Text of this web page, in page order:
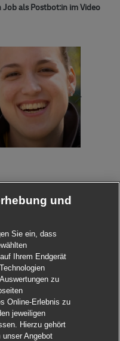
als Postbot:in im Video
und
Sie ein, dass
Ihrem Endgerät
zu
Online-Erlebnis zu
jeweiligen
Hierzu gehört
Angebot